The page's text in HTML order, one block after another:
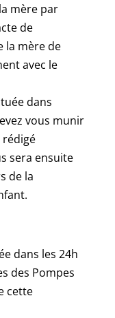
mère par
de
la mère de
avec le
dans
vous munir
rédigé
sera ensuite
de la
dans les 24h
des Pompes
cette